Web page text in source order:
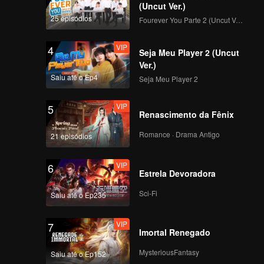
de
25 episódios
(Uncut Ver.)
Fourever You Parte 2 (Uncut Ver.)
4
Saiu até o Ep4
VIP
Seja Meu Player 2 (Uncut
Ver.)
Seja Meu Player 2
5
21 episódios
VIP
Renascimento da Fênix
Romance · Drama Antigo
6
Saiu até o Ep235
VIP
Estrela Devoradora
Sci-Fi
7
Saiu até o Ep152
VIP
Imortal Renegado
MysteriousFantasy